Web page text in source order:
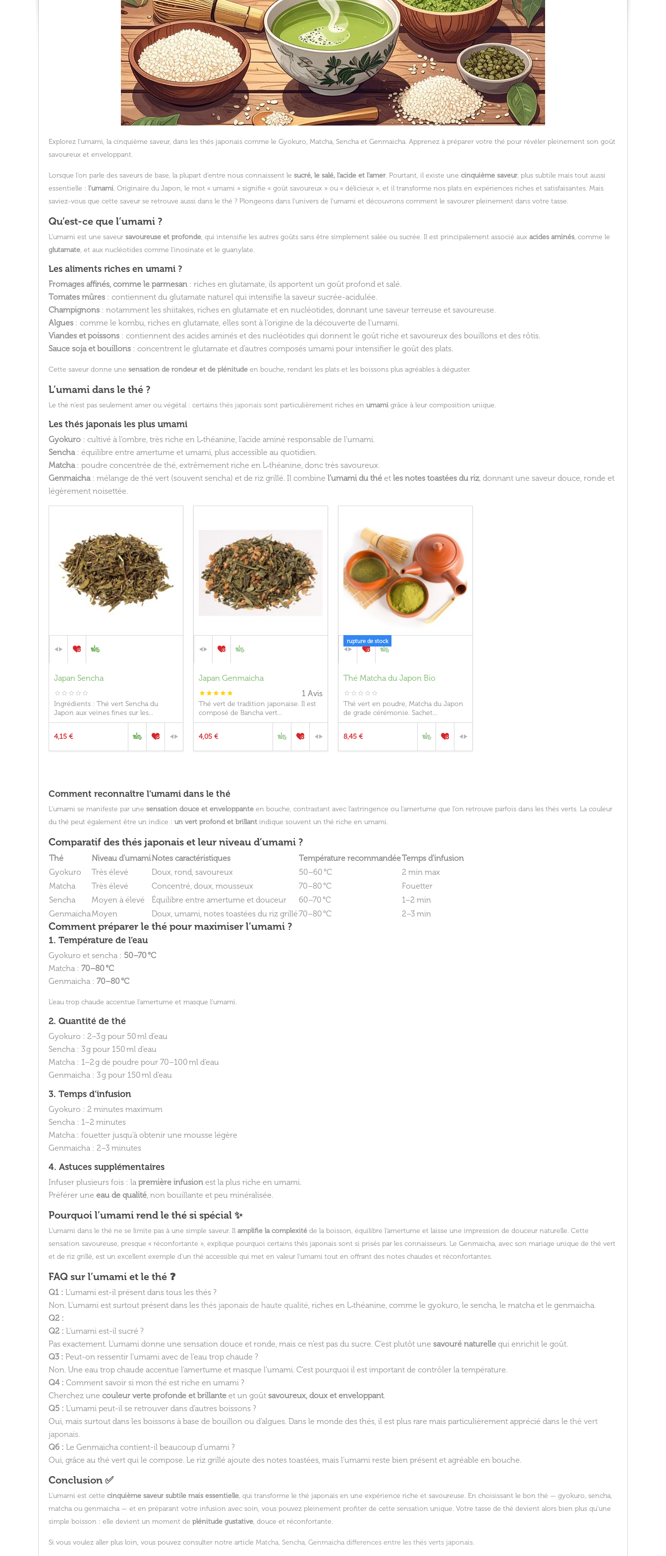
Explorez l’umami, la cinquième saveur, dans les thés japonais comme le Gyokuro, Matcha, Sencha et Genmaicha. Apprenez à préparer votre thé pour révéler pleinement son goût
savoureux et enveloppant.
Lorsque l’on parle des saveurs de base, la plupart d’entre nous connaissent le sucré, le salé, l’acide et l’amer. Pourtant, il existe une cinquième saveur, plus subtile mais tout aussi
essentielle : l’umami. Originaire du Japon, le mot « umami » signifie « goût savoureux » ou « délicieux », et il transforme nos plats en expériences riches et satisfaisantes. Mais
saviez-vous que cette saveur se retrouve aussi dans le thé ? Plongeons dans l’univers de l’umami et découvrons comment le savourer pleinement dans votre tasse.
Qu’est-ce que l’umami ?
L’umami est une saveur savoureuse et profonde, qui intensifie les autres goûts sans être simplement salée ou sucrée. Il est principalement associé aux acides aminés, comme le
glutamate, et aux nucléotides comme l’inosinate et le guanylate.
Les aliments riches en umami ?️
Fromages affinés, comme le parmesan : riches en glutamate, ils apportent un goût profond et salé.
Tomates mûres : contiennent du glutamate naturel qui intensifie la saveur sucrée-acidulée.
Champignons : notamment les shiitakes, riches en glutamate et en nucléotides, donnant une saveur terreuse et savoureuse.
Algues : comme le kombu, riches en glutamate, elles sont à l’origine de la découverte de l’umami.
Viandes et poissons : contiennent des acides aminés et des nucléotides qui donnent le goût riche et savoureux des bouillons et des rôtis.
Sauce soja et bouillons : concentrent le glutamate et d’autres composés umami pour intensifier le goût des plats.
Cette saveur donne une sensation de rondeur et de plénitude en bouche, rendant les plats et les boissons plus agréables à déguster.
L’umami dans le thé ?
Le thé n’est pas seulement amer ou végétal : certains thés japonais sont particulièrement riches en umami grâce à leur composition unique.
Les thés japonais les plus umami
Gyokuro : cultivé à l’ombre, très riche en L‑théanine, l’acide aminé responsable de l’umami.
Sencha: équilibre entre amertume et umami, plus accessible au quotidien.
Matcha: poudre concentrée de thé, extrêmement riche en L‑théanine, donc très savoureux.
Genmaicha: mélange de thé vert (souvent sencha) et de riz grillé. Il combine l’umami du thé et les notes toastées du riz, donnant une saveur douce, ronde et
légèrement noisettée.
Japan Sencha
Ingrédients : Thé vert Sencha du
Japon aux veines fines sur les...
4,15 €
Japan Genmaicha
1 Avis
Thé vert de tradition japonaise. Il est
composé de Bancha vert...
4,05 €
rupture de stock
Thé Matcha du Japon Bio
Thé vert en poudre, Matcha du Japon
de grade cérémonie. Sachet...
8,45 €
Comment reconnaître l’umami dans le thé
L’umami se manifeste par une sensation douce et enveloppante en bouche, contrastant avec l’astringence ou l’amertume que l’on retrouve parfois dans les thés verts. La couleur
du thé peut également être un indice : un vert profond et brillant indique souvent un thé riche en umami.
Comparatif des thés japonais et leur niveau d’umami ?
Thé Niveau d’umamiNotes caractéristiques Température recommandéeTemps d’infusion
Gyokuro
Très élevé Doux, rond, savoureux 50–60 °C
2 min max
Matcha
Très élevé Concentré, doux, mousseux 70–80 °C
Fouetter
Sencha
Moyen à élevé Équilibre entre amertume et douceur 60–70 °C
1–2 min
GenmaichaMoyen Doux, umami, notes toastées du riz grillé70–80 °C 2–3 min
Comment préparer le thé pour maximiser l’umami ?
1. Température de l’eau
Gyokuro et sencha : 50–70 °C
Matcha : 70–80 °C
Genmaicha : 70–80 °C
L’eau trop chaude accentue l’amertume et masque l’umami.
2. Quantité de thé
Gyokuro : 2–3 g pour 50 ml d’eau
Sencha : 3 g pour 150 ml d’eau
Matcha : 1–2 g de poudre pour 70–100 ml d’eau
Genmaicha : 3 g pour 150 ml d’eau
3. Temps d’infusion
Gyokuro : 2 minutes maximum
Sencha : 1–2 minutes
Matcha : fouetter jusqu’à obtenir une mousse légère
Genmaicha : 2–3 minutes
4. Astuces supplémentaires
Infuser plusieurs fois : la première infusion est la plus riche en umami.
Préférer une eau de qualité, non bouillante et peu minéralisée.
Pourquoi l’umami rend le thé si spécial ✨
L’umami dans le thé ne se limite pas à une simple saveur. Il amplifie la complexité de la boisson, équilibre l’amertume et laisse une impression de douceur naturelle. Cette
sensation savoureuse, presque « réconfortante », explique pourquoi certains thés japonais sont si prisés par les connaisseurs. Le Genmaicha, avec son mariage unique de thé vert
et de riz grillé, est un excellent exemple d’un thé accessible qui met en valeur l’umami tout en offrant des notes chaudes et réconfortantes.
FAQ sur l’umami et le thé ❓
Q1 : L’umami est-il présent dans tous les thés ?
Non. L’umami est surtout présent dans les thés japonais de haute qualité, riches en L‑théanine, comme le gyokuro, le sencha, le matcha et le genmaicha.
Q2 :
Q2 : L’umami est-il sucré ?
Pas exactement. L’umami donne une sensation douce et ronde, mais ce n’est pas du sucre. C’est plutôt une savouré naturelle qui enrichit le goût.
Q3 : Peut-on ressentir l’umami avec de l’eau trop chaude ?
Non. Une eau trop chaude accentue l’amertume et masque l’umami. C’est pourquoi il est important de contrôler la température.
Q4 : Comment savoir si mon thé est riche en umami ?
Cherchez une couleur verte profonde et brillante et un goût savoureux, doux et enveloppant.
Q5 : L’umami peut-il se retrouver dans d’autres boissons ?
Oui, mais surtout dans les boissons à base de bouillon ou d’algues. Dans le monde des thés, il est plus rare mais particulièrement apprécié dans le thé vert
japonais.
Q6 : Le Genmaicha contient-il beaucoup d’umami ?
Oui, grâce au thé vert qui le compose. Le riz grillé ajoute des notes toastées, mais l’umami reste bien présent et agréable en bouche.
Conclusion ✅
L’umami est cette cinquième saveur subtile mais essentielle, qui transforme le thé japonais en une expérience riche et savoureuse. En choisissant le bon thé — gyokuro, sencha,
matcha ou genmaicha — et en préparant votre infusion avec soin, vous pouvez pleinement profiter de cette sensation unique. Votre tasse de thé devient alors bien plus qu’une
simple boisson : elle devient un moment de plénitude gustative, douce et réconfortante.
Si vous voulez aller plus loin, vous pouvez consulter notre article Matcha, Sencha, Genmaicha differences entre les thés verts japonais.